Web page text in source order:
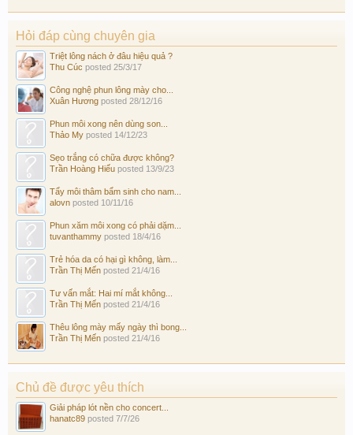
Hỏi đáp cùng chuyên gia
Triệt lông nách ở đâu hiệu quả ?
Thu Cúc posted 25/3/17
Công nghệ phun lông mày cho...
Xuân Hương posted 28/12/16
Phun môi xong nên dùng son...
Thảo My posted 14/12/23
Sẹo trắng có chữa được không?
Trần Hoàng Hiếu posted 13/9/23
Tẩy môi thâm bẩm sinh cho nam...
alovn posted 10/11/16
Phun xăm môi xong có phải dặm...
tuvanthammy posted 18/4/16
Trẻ hóa da có hại gì không, làm...
Trần Thị Mến posted 21/4/16
Tư vấn mắt: Hai mí mắt không...
Trần Thị Mến posted 21/4/16
Thêu lông mày mấy ngày thì bong...
Trần Thị Mến posted 21/4/16
Chủ đề được yêu thích
Giải pháp lót nền cho concert...
hanatc89 posted 7/7/26